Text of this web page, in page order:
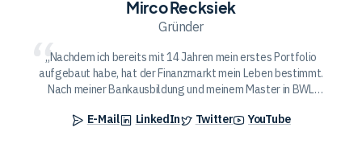
Mirco Recksiek
Gründer
Nachdem ich bereits mit 14 Jahren mein erstes Portfolio
aufgebaut habe, hat der Finanzmarkt mein Leben bestimmt.
Nach meiner Bankausbildung und meinem Master in BWL
wohl bekanntesten Krypto-Plattformen im
E-Mail LinkedIn Twitter YouTube